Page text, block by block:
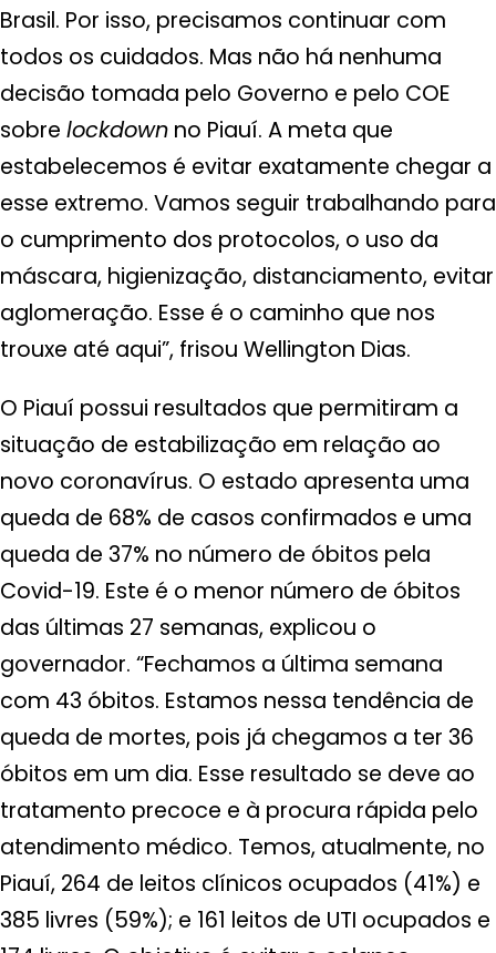
Brasil. Por isso, precisamos continuar com
todos os cuidados. Mas não há nenhuma
decisão tomada pelo Governo e pelo COE
sobre lockdown no Piauí. A meta que
estabelecemos é evitar exatamente chegar a
esse extremo. Vamos seguir trabalhando para
o cumprimento dos protocolos, o uso da
máscara, higienização, distanciamento, evitar
aglomeração. Esse é o caminho que nos
trouxe até aqui”, frisou Wellington Dias.
O Piauí possui resultados que permitiram a
situação de estabilização em relação ao
novo coronavírus. O estado apresenta uma
queda de 68% de casos confirmados e uma
queda de 37% no número de óbitos pela
Covid-19. Este é o menor número de óbitos
das últimas 27 semanas, explicou o
governador. “Fechamos a última semana
com 43 óbitos. Estamos nessa tendência de
queda de mortes, pois já chegamos a ter 36
óbitos em um dia. Esse resultado se deve ao
tratamento precoce e à procura rápida pelo
atendimento médico. Temos, atualmente, no
Piauí, 264 de leitos clínicos ocupados (41%) e
385 livres (59%); e 161 leitos de UTI ocupados e